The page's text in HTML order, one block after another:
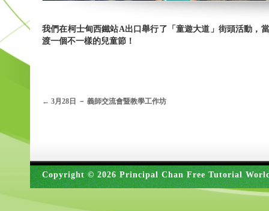
我們在柯士甸西鐵站A出口舉行了「童遊大道」街頭活動，
渡一個不一樣的兒童節！
← 3月28日 － 義師交流會暨教學工作坊
Copyright © 2026 Principal Chan Free Tutorial